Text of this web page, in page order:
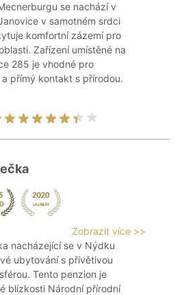
se nachází v
v samotném srdci
komfortní zázemí pro
Zařízení umístěné na
285 je vhodné pro
přímý kontakt s přírodou.
Zobrazit více >>
nacházející se v Nýdku
ubytování s přívětivou
Tento penzion je
blízkosti Národní přírodní